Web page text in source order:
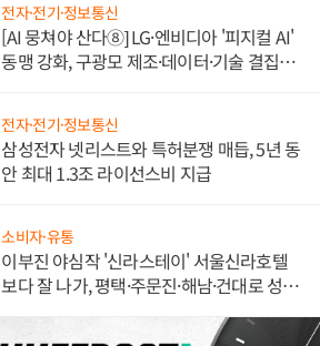
전자·전기·정보통신
[AI 뭉쳐야 산다⑧] LG·엔비디아 '피지컬 AI'
동맹 강화, 구광모 제조·데이터·기술 결집
전자·전기·정보통신
삼성전자 넷리스트와 특허분쟁 매듭, 5년 동
안 최대 1.3조 라이선스비 지급
소비자·유통
이부진 야심작 '신라스테이' 서울신라호텔
보다 잘 나가, 평택·주문진·해남·건대로 성